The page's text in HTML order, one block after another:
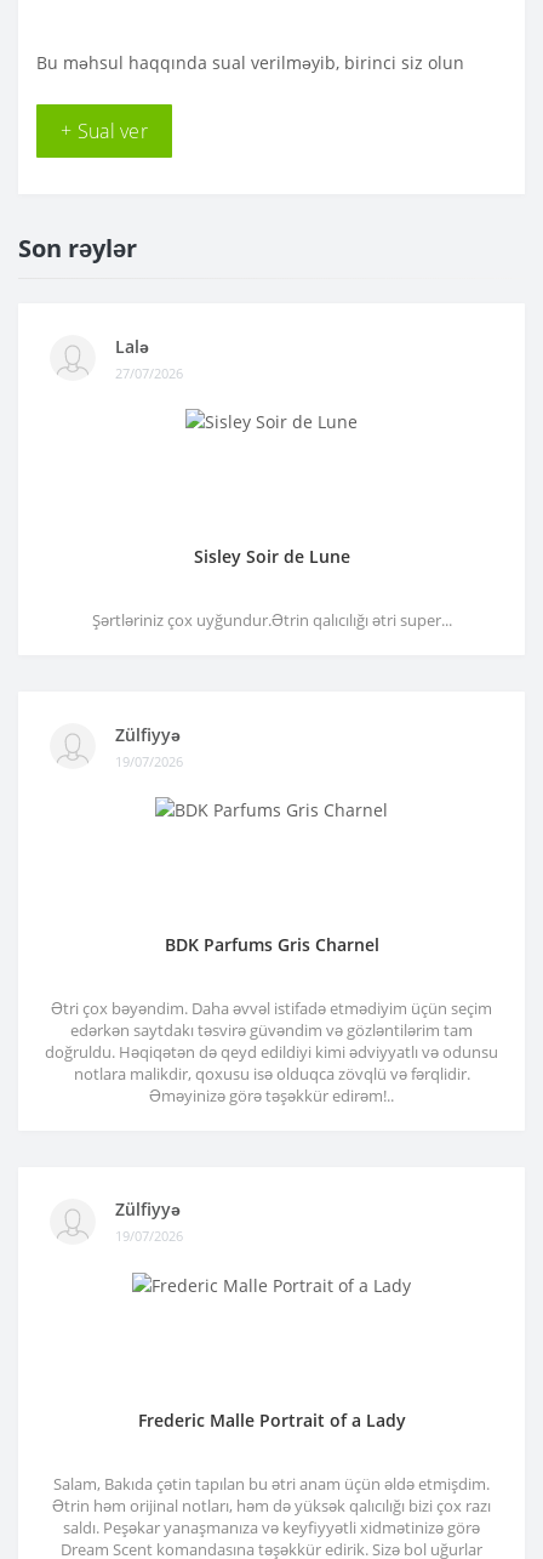
Bu məhsul haqqında sual verilməyib, birinci siz olun
+ Sual ver
Son rəylər
Lalə
27/07/2026
Sisley Soir de Lune
Şərtləriniz çox uyğundur.Ətrin qalıcılığı ətri super...
Zülfiyyə
19/07/2026
BDK Parfums Gris Charnel
Ətri çox bəyəndim. Daha əvvəl istifadə etmədiyim üçün seçim
edərkən saytdakı təsvirə güvəndim və gözləntilərim tam
doğruldu. Həqiqətən də qeyd edildiyi kimi ədviyyatlı və odunsu
notlara malikdir, qoxusu isə olduqca zövqlü və fərqlidir.
Əməyinizə görə təşəkkür edirəm!..
Zülfiyyə
19/07/2026
Frederic Malle Portrait of a Lady
Salam, Bakıda çətin tapılan bu ətri anam üçün əldə etmişdim.
Ətrin həm orijinal notları, həm də yüksək qalıcılığı bizi çox razı
saldı. Peşəkar yanaşmanıza və keyfiyyətli xidmətinizə görə
Dream Scent komandasına təşəkkür edirik. Sizə bol uğurlar